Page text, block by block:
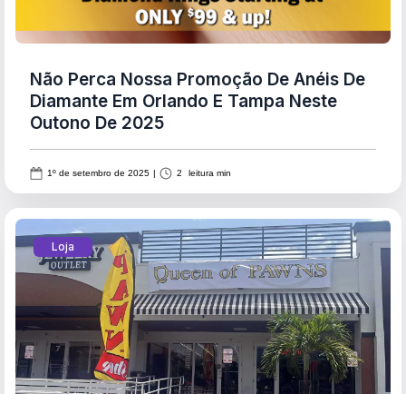
Não Perca Nossa Promoção De Anéis De
Diamante Em Orlando E Tampa Neste
Outono De 2025
1º de setembro de 2025 | 2 leitura min
Loja